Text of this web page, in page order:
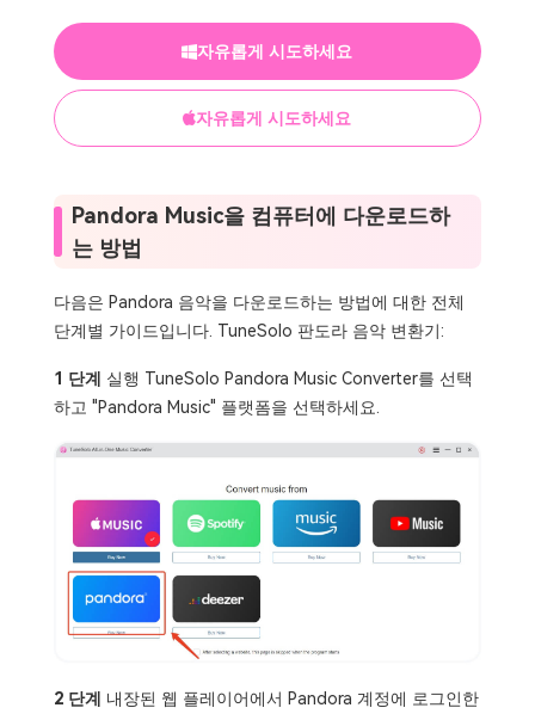
자유롭게 시도하세요
자유롭게 시도하세요
Pandora Music을 컴퓨터에 다운로드하
는 방법
다음은 Pandora 음악을 다운로드하는 방법에 대한 전체
단계별 가이드입니다. TuneSolo 판도라 음악 변환기:
1 단계 실행 TuneSolo Pandora Music Converter를 선택
하고 "Pandora Music" 플랫폼을 선택하세요.
2 단계 내장된 웹 플레이어에서 Pandora 계정에 로그인한